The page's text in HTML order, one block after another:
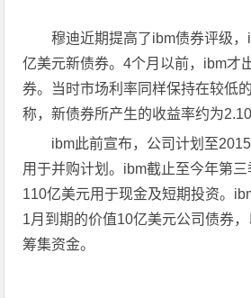
穆迪近期提高了ibm债券评级
亿美元新债券。4个月以前，ibm才
券。当时市场利率同样保持在较低
称，新债券所产生的收益率约为
ibm此前宣布，公司计划至
用于并购计划。ibm截止至今年第
110亿美元用于现金及短期投资。
1月到期的价值10亿美元公司债券
筹集资金。